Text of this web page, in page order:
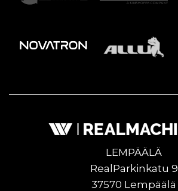
LEMPÄÄLÄ
RealParkinkatu 9
37570 Lempäälä